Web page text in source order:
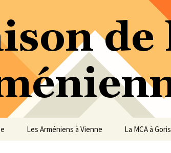
de Vienne
Les Arméniens à Vienne La MCA à Goris